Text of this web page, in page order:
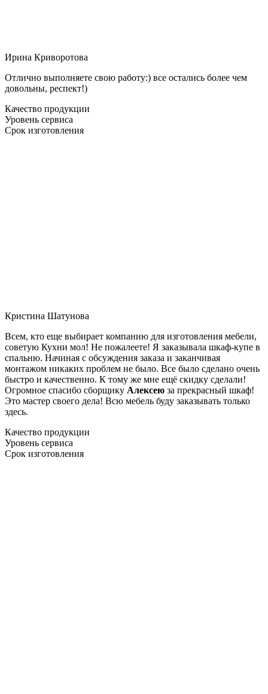
Ирина Криворотова
Отлично выполняете свою работу:) все остались более чем
довольны, респект!)
Качество продукции
Уровень сервиса
Срок изготовления
Кристина Шатунова
Всем, кто еще выбирает компанию для изготовления мебели,
советую Кухни мол! Не пожалеете! Я заказывала шкаф-купе в
спальню. Начиная с обсуждения заказа и заканчивая
монтажом никаких проблем не было. Все было сделано очень
быстро и качественно. К тому же мне ещё скидку сделали!
Огромное спасибо сборщику Алексею за прекрасный шкаф!
Это мастер своего дела! Всю мебель буду заказывать только
здесь.
Качество продукции
Уровень сервиса
Срок изготовления